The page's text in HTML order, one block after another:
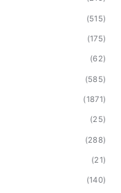
(515)
(175)
(62)
(585)
(1871)
(25)
(288)
(21)
(140)